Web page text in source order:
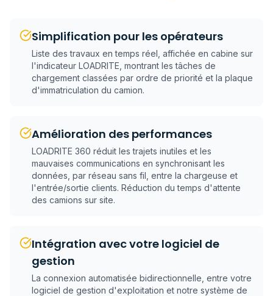
Simplification pour les opérateurs
Liste des travaux en temps réel, affichée en cabine sur
l'indicateur LOADRITE, montrant les tâches de
chargement classées par ordre de priorité et la plaque
d'immatriculation du camion.
Amélioration des performances
LOADRITE 360 réduit les trajets inutiles et les
mauvaises communications en synchronisant les
données, par réseau sans fil, entre la chargeuse et
l'entrée/sortie clients. Réduction du temps d'attente
des camions sur site.
Intégration avec votre logiciel de
gestion
La connexion automatisée bidirectionnelle, entre votre
logiciel de gestion d'exploitation et notre système de